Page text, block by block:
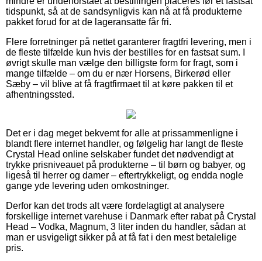
tidspunkt, så at de sandsynligvis kan nå at få produkterne
pakket forud for at de lageransatte får fri.
Flere forretninger på nettet garanterer fragtfri levering, men i
de fleste tilfælde kun hvis der bestilles for en fastsat sum. I
øvrigt skulle man vælge den billigste form for fragt, som i
mange tilfælde – om du er nær Horsens, Birkerød eller
Sæby – vil blive at få fragtfirmaet til at køre pakken til et
afhentningssted.
Det er i dag meget bekvemt for alle at prissammenligne i
blandt flere internet handler, og følgelig har langt de fleste
Crystal Head online selskaber fundet det nødvendigt at
trykke prisniveauet på produkterne – til børn og babyer, og
ligeså til herrer og damer – eftertrykkeligt, og endda nogle
gange yde levering uden omkostninger.
Derfor kan det trods alt være fordelagtigt at analysere
forskellige internet varehuse i Danmark efter rabat på Crystal
Head – Vodka, Magnum, 3 liter inden du handler, sådan at
man er usvigeligt sikker på at få fat i den mest betalelige
pris.